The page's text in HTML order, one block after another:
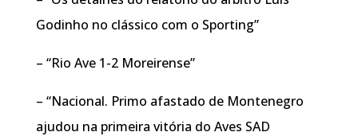
Godinho no clássico com o Sporting”
– “Rio Ave 1-2 Moreirense”
– “Nacional. Primo afastado de Montenegro
ajudou na primeira vitória do Aves SAD